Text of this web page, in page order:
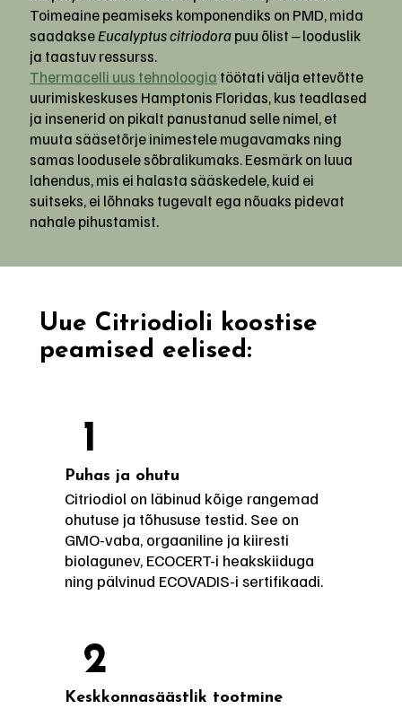
Toimeaine peamiseks komponendiks on PMD, mida
saadakseEucalyptus citriodorapuu õlist ‒ looduslik
ja taastuv ressurss.
Thermacelli uus tehnoloogia töötati välja ettevõtte
uurimiskeskuses Hamptonis Floridas, kus teadlased
ja insenerid on pikalt panustanud selle nimel, et
muuta sääsetõrje inimestele mugavamaks ning
samas loodusele sõbralikumaks. Eesmärk on luua
lahendus, mis ei halasta sääskedele, kuid ei
suitseks, ei lõhnaks tugevalt ega nõuaks pidevat
nahale pihustamist.
Uue Citriodioli koostise
peamised eelised:
1
Puhas ja ohutu
Citriodiol on läbinud kõige rangemad
ohutuse ja tõhususe testid. See on
GMO-vaba, orgaaniline ja kiiresti
biolagunev, ECOCERT-i heakskiiduga
ning pälvinud ECOVADIS-i sertifikaadi.
2
Keskkonnasäästlik tootmine